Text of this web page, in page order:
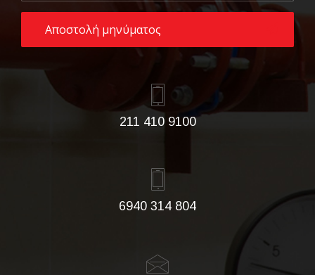
211 410 9100
6940 314 804